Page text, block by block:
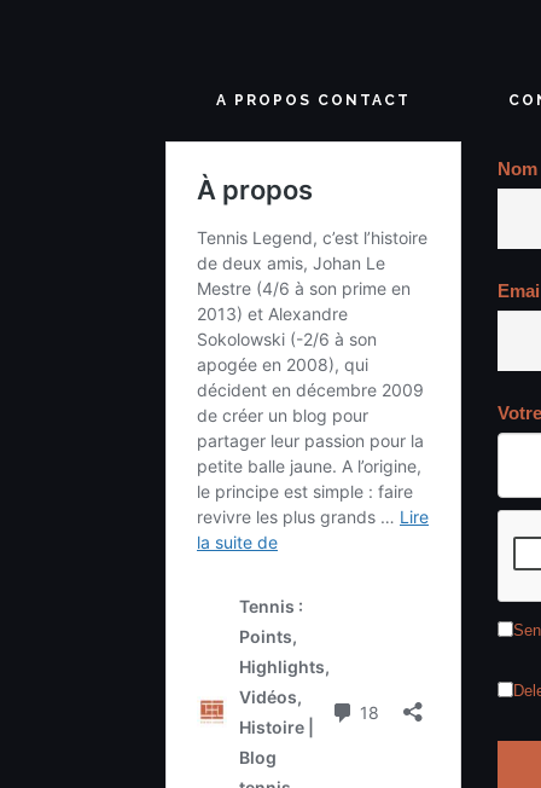
A PROPOS CONTACT
Nom